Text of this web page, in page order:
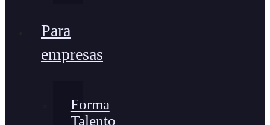
Para
empresas
Forma
Talento